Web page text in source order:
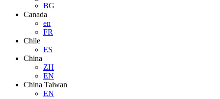
BG
Canada
en
FR
Chile
ES
China
ZH
EN
China Taiwan
EN